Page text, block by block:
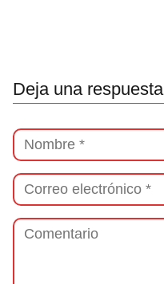
Deja una respuesta